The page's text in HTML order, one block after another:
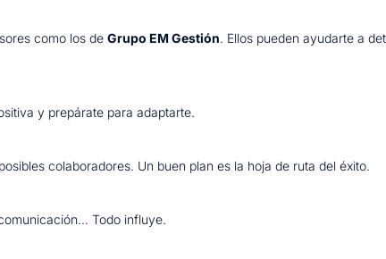
como los deGrupo EM Gestión. Ellos pueden ayudarte a
y prepárate para adaptarte.
colaboradores. Un buen plan es la hoja de ruta del éxito.
Todo influye.